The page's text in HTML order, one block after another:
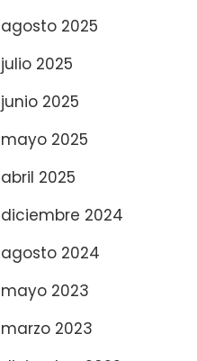
agosto 2025
julio 2025
junio 2025
mayo 2025
abril 2025
diciembre 2024
agosto 2024
mayo 2023
marzo 2023